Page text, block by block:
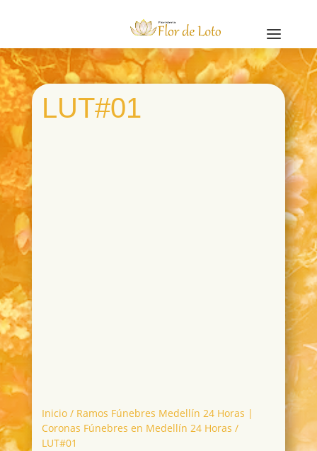
a
LUT#01
Inicio/ Ramos Fúnebres Medellín 24 Horas |
Coronas Fúnebres en Medellín 24 Horas /
LUT#01